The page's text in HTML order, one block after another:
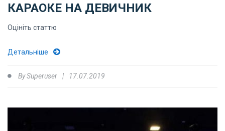
КАРАОКЕ НА ДЕВИЧНИК
Оцініть статтю
Детальніше
BySuperuser 17.07.2019